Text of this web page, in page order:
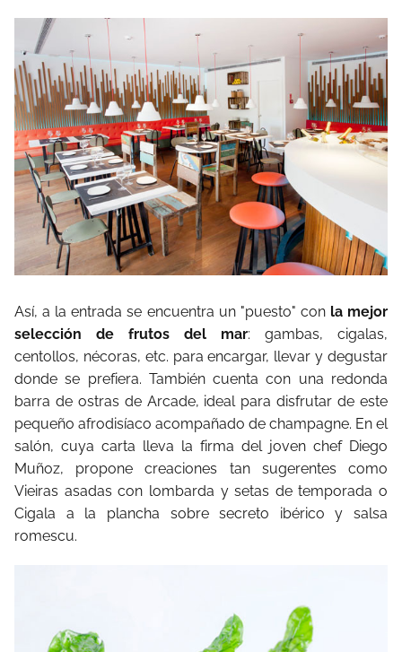
Así, a la entrada se encuentra un "puesto" con la mejor
selección de frutos del mar: gambas, cigalas,
centollos, nécoras, etc. para encargar, llevar y degustar
donde se prefiera. También cuenta con una redonda
barra de ostras de Arcade, ideal para disfrutar de este
pequeño afrodisíaco acompañado de champagne. En el
salón, cuya carta lleva la firma del joven chef Diego
Muñoz, propone creaciones tan sugerentes como
Vieiras asadas con lombarda y setas de temporada o
Cigala a la plancha sobre secreto ibérico y salsa
romescu.